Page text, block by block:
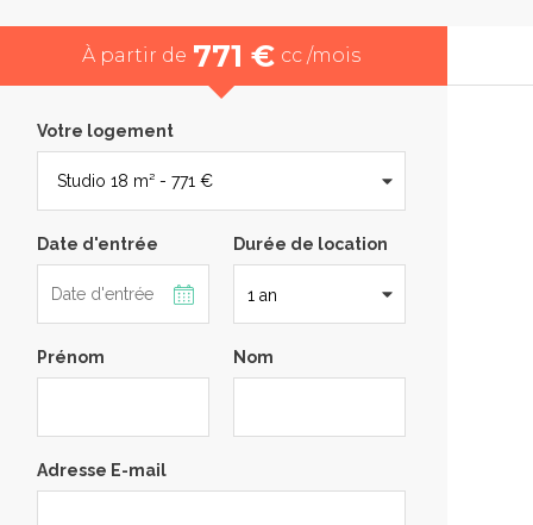
À partir de 771 € cc /mois
Votre logement
Date d'entrée Durée de location
Prénom Nom
Adresse E-mail